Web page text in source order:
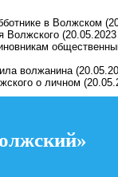
в Волжском
Волжского
волжанина
о личном